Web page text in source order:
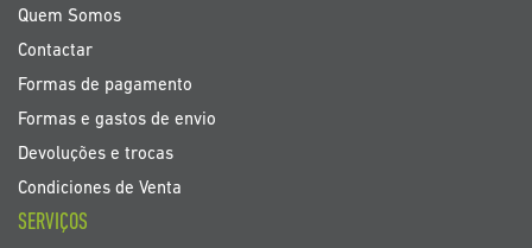
noticias
Quem Somos
Contactar
Formas de pagamento
Formas e gastos de envio
Devoluções e trocas
Condiciones de Venta
SERVIÇOS